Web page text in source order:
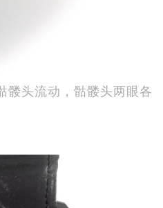
髅头流动，骷髅头两眼各